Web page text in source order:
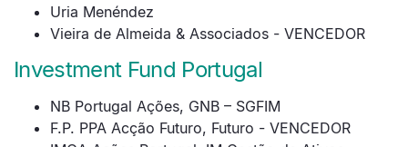
Uria Menéndez
Vieira de Almeida & Associados - VENCEDOR
Investment Fund Portugal
NB Portugal Ações, GNB – SGFIM
F.P. PPA Acção Futuro, Futuro - VENCEDOR